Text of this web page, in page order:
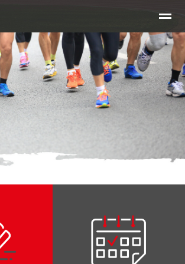
Beginners clinic hardlopen Clinic Marathon
Nieuws Agenda E-mail